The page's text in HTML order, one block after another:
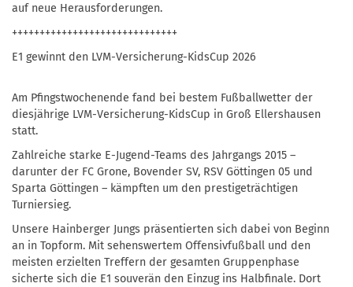
auf neue Herausforderungen.
++++++++++++++++++++++++++++++
E1 gewinnt den LVM-Versicherung-KidsCup 2026
Am Pfingstwochenende fand bei bestem Fußballwetter der
diesjährige LVM-Versicherung-KidsCup in Groß Ellershausen
statt.
Zahlreiche starke E-Jugend-Teams des Jahrgangs 2015 –
darunter der FC Grone, Bovender SV, RSV Göttingen 05 und
Sparta Göttingen – kämpften um den prestigeträchtigen
Turniersieg.
Unsere Hainberger Jungs präsentierten sich dabei von Beginn
an in Topform. Mit sehenswertem Offensivfußball und den
meisten erzielten Treffern der gesamten Gruppenphase
sicherte sich die E1 souverän den Einzug ins Halbfinale. Dort